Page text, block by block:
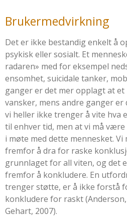
Brukermedvirkning
Det er ikke bestandig enkelt å
psykisk eller sosialt. Et
radaren» med for eksempel
ensomhet, suicidale tanker,
ganger er det mer opplagt at
vansker, mens andre ganger er
vi heller ikke trenger å vite hva
til enhver tid, men at vi må
i møte med dette mennesket.
fremfor å dra for raske
grunnlaget for all viten, og det
fremfor å konkludere. En
trenger støtte, er å ikke forstå
konkludere for raskt (
Gehart, 2007).